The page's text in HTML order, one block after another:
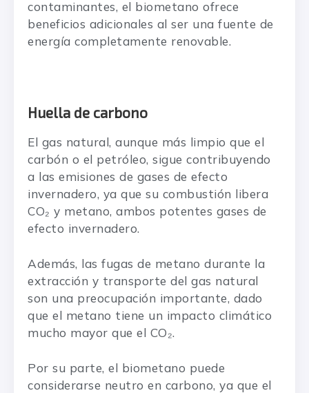
contaminantes, el biometano ofrece
beneficios adicionales al ser una fuente de
energía completamente renovable.
Huella de carbono
El gas natural, aunque más limpio que el
carbón o el petróleo, sigue contribuyendo
a las emisiones de gases de efecto
invernadero, ya que su combustión libera
CO₂ y metano, ambos potentes gases de
efecto invernadero.
Además, las fugas de metano durante la
extracción y transporte del gas natural
son una preocupación importante, dado
que el metano tiene un impacto climático
mucho mayor que el CO₂.
Por su parte, el biometano puede
considerarse neutro en carbono, ya que el